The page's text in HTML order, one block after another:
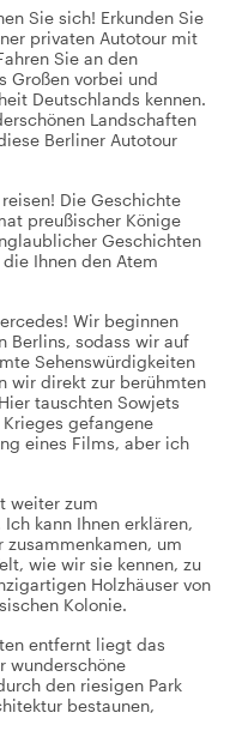
Sie sich! Erkunden Sie
privaten Autotour mit
Sie an den
Großen vorbei und
Deutschlands kennen.
Landschaften
Berliner Autotour
Die Geschichte
preußischer Könige
Geschichten
Ihnen den Atem
Wir beginnen
Berlins, sodass wir auf
Sehenswürdigkeiten
wir direkt zur berühmten
tauschten Sowjets
gefangene
eines Films, aber ich
weiter zum
kann Ihnen erklären,
um
wie wir sie kennen, zu
Holzhäuser von
Kolonie.
entfernt liegt das
wunderschöne
den riesigen Park
bestaunen,